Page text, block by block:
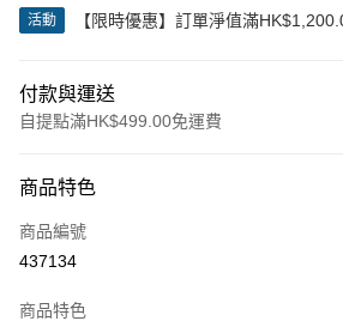
活動
【限時優惠】訂單淨值滿
付款與運送
自提點滿HK$499.00免運費
信用卡
Apple Pay
商品特色
商品編號
437134
商品特色